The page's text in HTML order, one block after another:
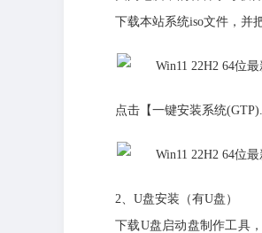
下载本站系统iso文件，并
点击【一键安装系统
2、U盘安装（有U盘）
下载U盘启动盘制作工具